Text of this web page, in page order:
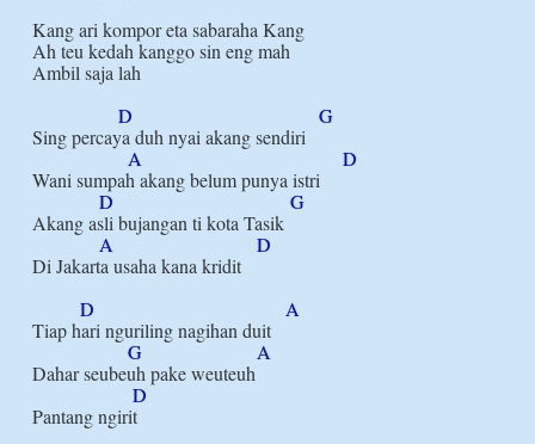
Kang ari kompor eta sabaraha Kang
Ah teu kedah kanggo sin eng mah
Ambil saja lah
D
G
Sing percaya duh nyai akang sendiri
A
D
Wani sumpah akang belum punya istri
D
G
Akang asli bujangan ti kota Tasik
A
D
Di Jakarta usaha kana kridit
D
A
Tiap hari nguriling nagihan duit
G
A
Dahar seubeuh pake weuteuh
D
Pantang ngirit